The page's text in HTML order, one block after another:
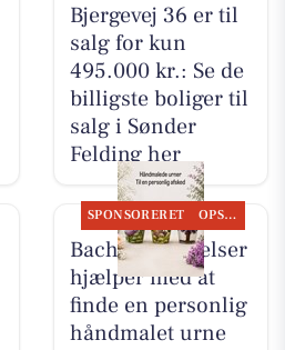
Bjergevej 36 er til
salg for kun
495.000 kr.: Se de
billigste boliger til
salg i Sønder
Felding her
SPONSORERET OPSLAGSTAVLEN
Bachs Begravelser
hjælper med at
finde en personlig
håndmalet urne